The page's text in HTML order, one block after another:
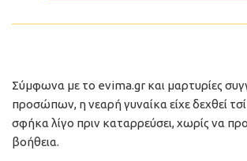
Σύμφωνα με το evima.gr και μαρτυρίες
προσώπων, η νεαρή γυναίκα είχε δεχθεί
σφήκα λίγο πριν καταρρεύσει, χωρίς να
βοήθεια.